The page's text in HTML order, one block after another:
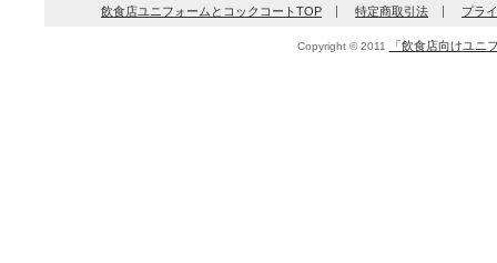
飲食店ユニフォームとコックコートTOP 特定商取引法 プラ
Copyright © 2011 「飲食店向けユニ